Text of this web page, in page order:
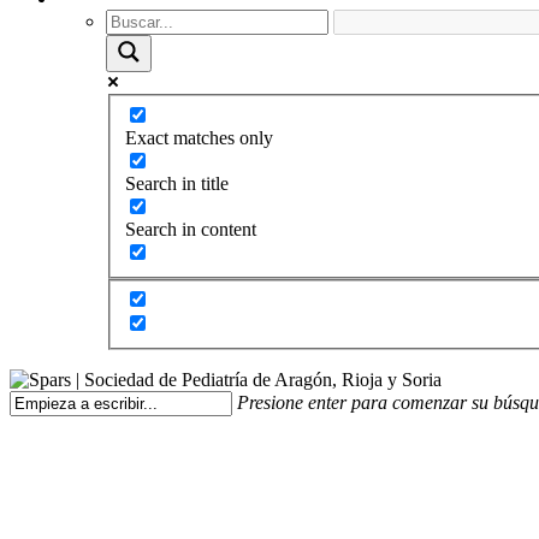
Exact matches only
Search in title
Search in content
Presione enter para comenzar su